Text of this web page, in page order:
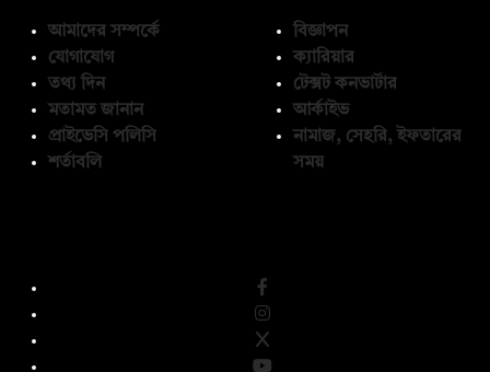
আমাদের সম্পর্কে
যোগাযোগ
তথ্য দিন
মতামত জানান
প্রাইভেসি পলিসি
শর্তাবলি
বিজ্ঞাপন
ক্যারিয়ার
টেক্সট কনভার্টার
আর্কাইভ
নামাজ, সেহরি, ইফতারের
সময়